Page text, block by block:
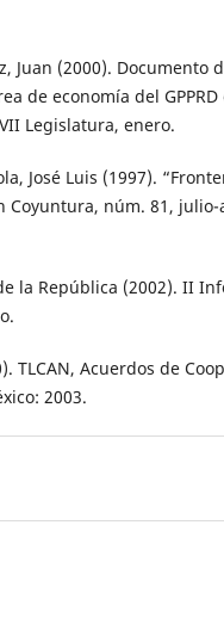
Juan (2000). Documento
de economía del
Legislatura, enero.
José Luis (1997).
Coyuntura, núm. 81, julio-
la República (2002). II
TLCAN, Acuerdos de
2003.